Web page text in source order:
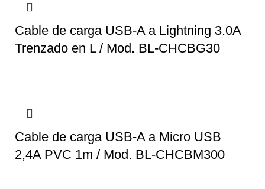
Cable de carga USB-A a Lightning 3.0A
Trenzado en L / Mod. BL-CHCBG30
Cable de carga USB-A a Micro USB
2,4A PVC 1m / Mod. BL-CHCBM300